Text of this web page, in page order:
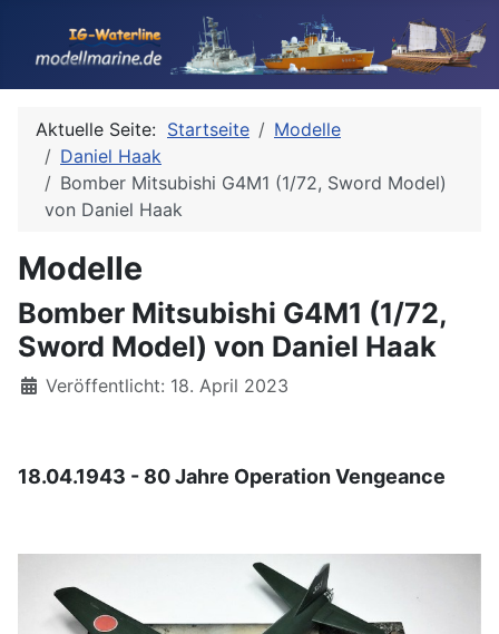
Aktuelle Seite: Startseite
Modelle
Daniel Haak
Bomber Mitsubishi G4M1 (1/72, Sword Model)
von Daniel Haak
Modelle
Bomber Mitsubishi G4M1 (1/72,
Sword Model) von Daniel Haak
Details
Veröffentlicht: 18. April 2023
18.04.1943 - 80 Jahre Operation Vengeance